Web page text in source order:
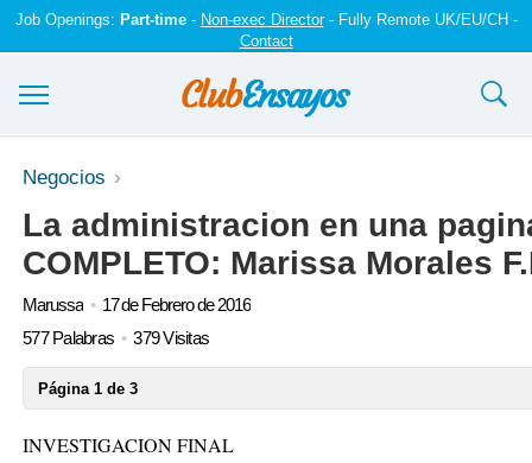
Job Openings: Part-time- Non-exec Director- Fully Remote UK/EU/CH -
Contact
Ensayos y trabajos
Registrarse
Iniciar sesión
Negocios
La administracion en una
COMPLETO: Marissa Morales
Marussa
17 de Febrero de 2016
577 Palabras
379 Visitas
Página 1 de 3
INVESTIGACION FINAL